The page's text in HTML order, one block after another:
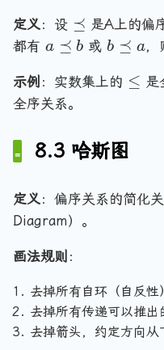
\
{
3
,
6
}
e
q
定义：设 \
p
e
q
⪯ 是A上的偏
都有 a
r
c
e
b
a ⪯ b 或b
p
c
e
a
b ⪯ a，
示例 ：实数集上的 \
≤ 是
全序关系。
8.3 哈斯图
定义：偏序关系的简化
Diagram）。
画法规则 ：
去掉所有自环（自反性）
去掉所有传递可以推出
去掉箭头，约定方向从